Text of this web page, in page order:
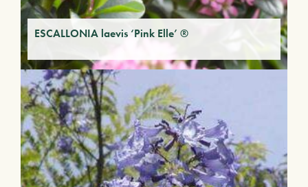
ESCALLONIA laevis ‘Pink Elle’ ®